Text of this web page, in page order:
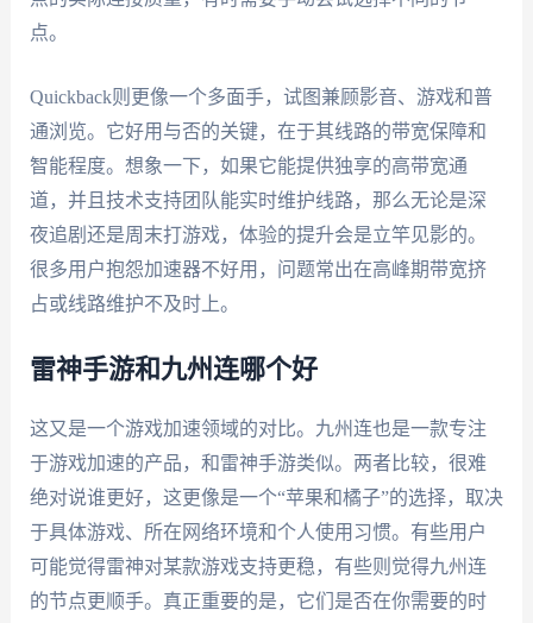
点。
Quickback则更像一个多面手，试图兼顾影音、游戏和普
通浏览。它好用与否的关键，在于其线路的带宽保障和
智能程度。想象一下，如果它能提供独享的高带宽通
道，并且技术支持团队能实时维护线路，那么无论是深
夜追剧还是周末打游戏，体验的提升会是立竿见影的。
很多用户抱怨加速器不好用，问题常出在高峰期带宽挤
占或线路维护不及时上。
雷神手游和九州连哪个好
这又是一个游戏加速领域的对比。九州连也是一款专注
于游戏加速的产品，和雷神手游类似。两者比较，很难
绝对说谁更好，这更像是一个“苹果和橘子”的选择，取决
于具体游戏、所在网络环境和个人使用习惯。有些用户
可能觉得雷神对某款游戏支持更稳，有些则觉得九州连
的节点更顺手。真正重要的是，它们是否在你需要的时